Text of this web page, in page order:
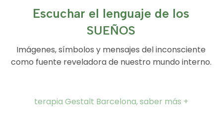
SUEÑOS
Escuchar el lenguaje de los
Imágenes, símbolos y mensajes del inconsciente
como fuente reveladora de nuestro mundo interno.
terapia Gestalt Barcelona, saber más +